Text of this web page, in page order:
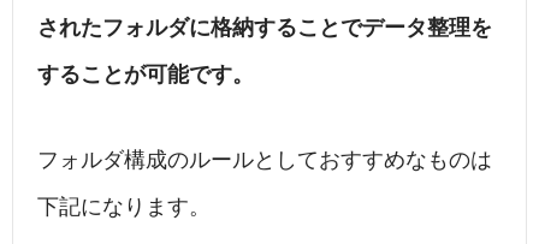
されたフォルダに格納することでデータ整理を
することが可能です。
フォルダ構成のルールとしておすすめなものは
下記になります。